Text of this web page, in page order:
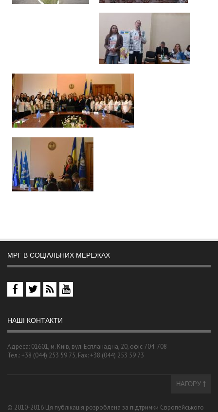
МРГ В СОЦІАЛЬНИХ МЕРЕЖАХ
НАШІ КОНТАКТИ
Адреса: 01601, м. Київ, вул. Еспланадна, 20, офіс 704-708
Тел.: +38 (044) 253 59 75, Fax: +38 (044) 253 59 73
НАГОРУ
© 2010-2016 Ця публікація розроблена за підтримки Європейського